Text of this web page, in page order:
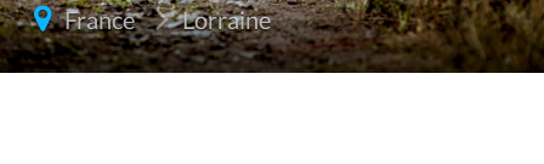
France Lorraine